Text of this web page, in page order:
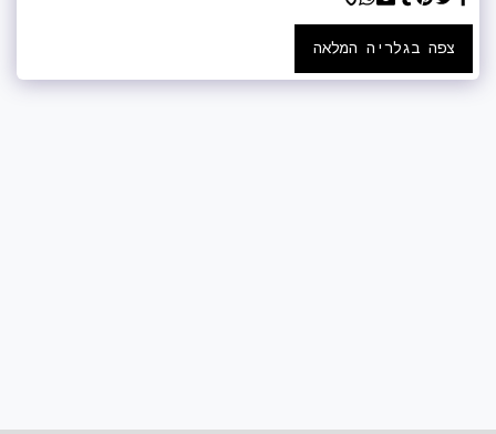
צפה בגלריה המלאה